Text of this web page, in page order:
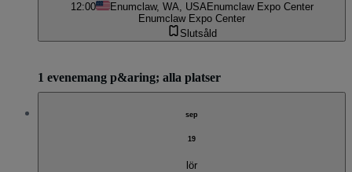
12:00 Enumclaw, WA, USAEnumclaw Expo Center
Enumclaw Expo Center
Slutsåld
1 evenemang p&aring; alla platser
sep
19
lör